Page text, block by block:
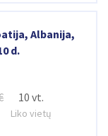
Albanija,
d.
10 vt.
Liko vietų